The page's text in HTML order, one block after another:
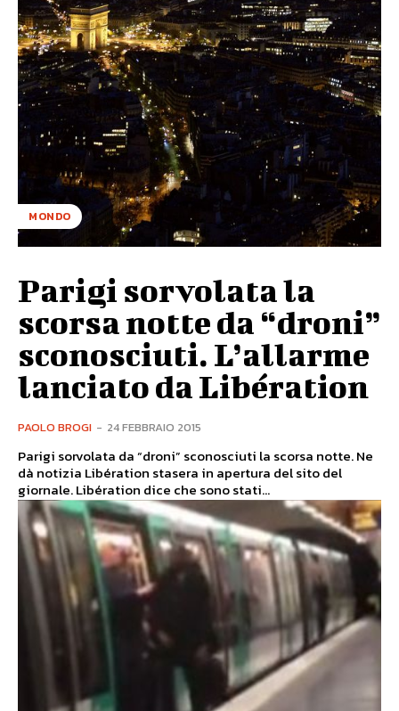
MONDO
Parigi sorvolata la
scorsa notte da “droni”
sconosciuti. L’allarme
lanciato da Libération
PAOLO BROGI - 24 FEBBRAIO 2015
Parigi sorvolata da “droni” sconosciuti la scorsa notte. Ne
dà notizia Libération stasera in apertura del sito del
giornale. Libération dice che sono stati...